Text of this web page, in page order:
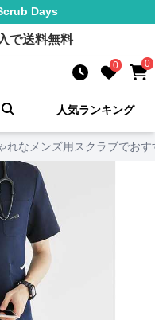
Days
で送料無料
0 0
人気ランキング
れなメンズ用スクラブでおす